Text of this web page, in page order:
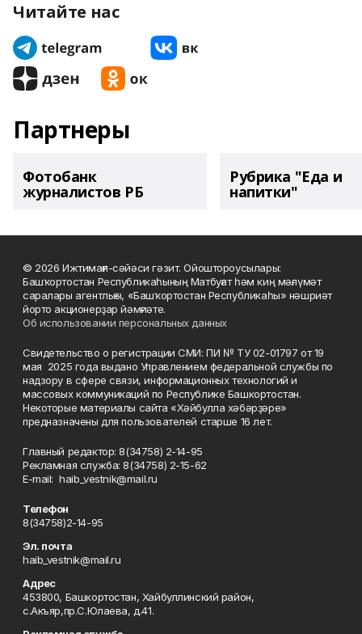
Читайте нас
Партнеры
Фотобанк
журналистов РБ
Рубрика "Еда и
напитки"
© 2026 Ижтимағи-сәйәси гәзит. Ойоштороусылары:
Башҡортостан Республикаһының Матбуғат һәм киң мәғлүмәт
саралары агентлығы, «Башҡортостан Республикаһы» нәшриәт
йорто акционерҙар йәмғиәте.
Об использовании персональных данных
Свидетельство о регистрации СМИ: ПИ № ТУ 02-01797 от 19
мая 2025 года выдано Управлением федеральной службы по
надзору в сфере связи, информационных технологий и
массовых коммуникаций по Республике Башкортостан.
Некоторые материалы сайта «Хәйбулла хәбәрҙәре»
предназначены для пользователей старше 16 лет.
Главный редактор: 8(34758) 2-14-95
Рекламная служба: 8(34758) 2-15-62
Е-mаil: haib_vestnik@mail.ru
Телефон
8(34758)2-14-95
Эл. почта
haib_vestnik@mail.ru
Адрес
453800, Башкортостан, Хайбуллинский район,
с.Акъяр,пр.С.Юлаева, д.41.